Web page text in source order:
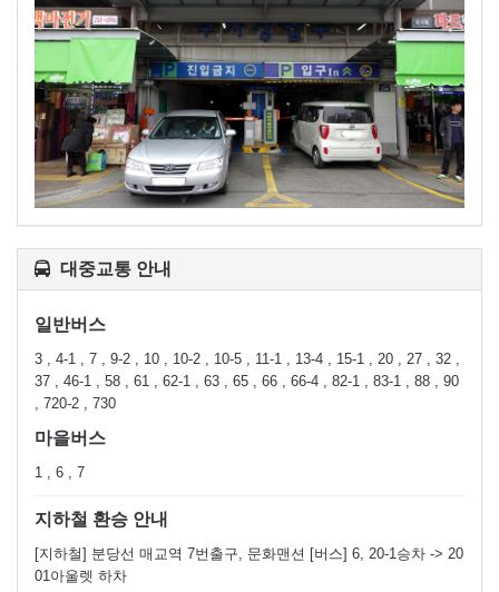
대중교통 안내
일반버스
3 , 4-1 , 7 , 9-2 , 10 , 10-2 , 10-5 , 11-1 , 13-4 , 15-1 , 20 , 27 , 32 ,
37 , 46-1 , 58 , 61 , 62-1 , 63 , 65 , 66 , 66-4 , 82-1 , 83-1 , 88 , 90
, 720-2 , 730
마을버스
1 , 6 , 7
지하철 환승 안내
[지하철] 분당선 매교역 7번출구, 문화맨션 [버스] 6, 20-1승차 -> 20
01아울렛 하차